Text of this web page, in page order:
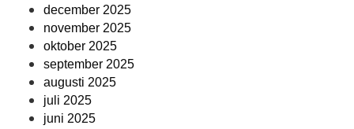
december 2025
november 2025
oktober 2025
september 2025
augusti 2025
juli 2025
juni 2025